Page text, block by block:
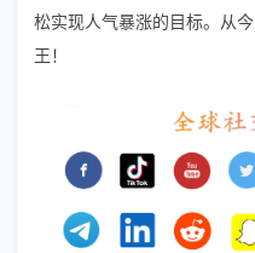
松实现人气暴涨的目标。从
王！